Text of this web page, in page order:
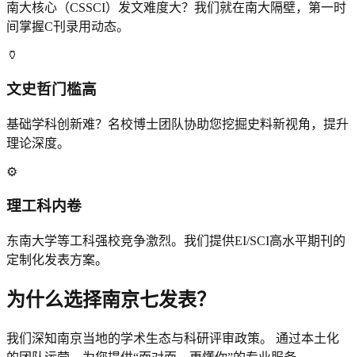
南大核心（CSSCI）发文难度大？我们就在南大隔壁，第一时
间掌握C刊录用动态。
🏺
文史哲门槛高
基础学科创新难？名校博士团队协助您挖掘史料新视角，提升
理论深度。
⚙️
理工科内卷
东南大学等工科强校竞争激烈。我们提供EI/SCI高水平期刊的
定制化发表方案。
为什么选择南京七发表？
我们深知南京当地的学术生态与科研评审政策。 通过本土化